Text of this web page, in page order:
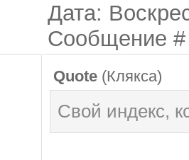
Дата:
Сообщение
Quote (Клякса)
Свой индекс,